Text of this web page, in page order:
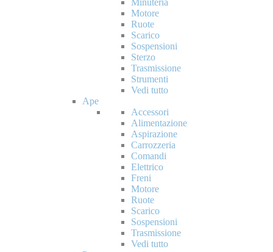
Minuteria
Motore
Ruote
Scarico
Sospensioni
Sterzo
Trasmissione
Strumenti
Vedi tutto
Ape
Accessori
Alimentazione
Aspirazione
Carrozzeria
Comandi
Elettrico
Freni
Motore
Ruote
Scarico
Sospensioni
Trasmissione
Vedi tutto